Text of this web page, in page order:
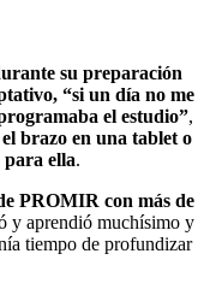
su preparación
“si un día no me
el estudio”,
brazo en una tablet o
ella.
PROMIR con más de
y aprendió muchísimo y
tiempo de profundizar